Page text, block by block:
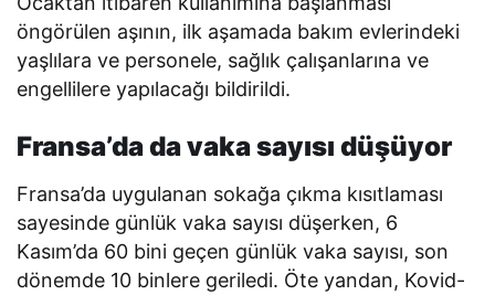
öngörülen aşının, ilk aşamada bakım evlerindeki
yaşlılara ve personele, sağlık çalışanlarına ve
engellilere yapılacağı bildirildi.
Fransa’da da vaka sayısı düşüyor
Fransa’da uygulanan sokağa çıkma kısıtlaması
sayesinde günlük vaka sayısı düşerken, 6
Kasım’da 60 bini geçen günlük vaka sayısı, son
dönemde 10 binlere geriledi. Öte yandan, Kovid-